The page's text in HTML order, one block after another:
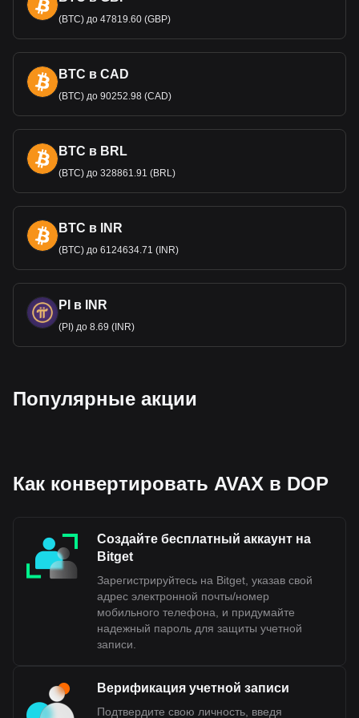
доллару США, является важнейшим экономическим
индикатором, влияющим на все - от туризма до
иностранных инвестиций.
Данные обмена криптовалют Bitget на фиат
показывают, что наиболее популярной парой
Avalanche — AVAX. Используйте криптовалютный
обменять вашу криптовалюту.
(BTC) до 47819.60 (GBP)
BTC в CAD
(BTC) до 90252.98 (CAD)
BTC в BRL
(BTC) до 328861.91 (BRL)
BTC в INR
(BTC) до 6124634.71 (INR)
PI в INR
(PI) до 8.69 (INR)
Популярные акции
Как конвертировать AVAX в DOP
Создайте бесплатный аккаунт на
Bitget
Зарегистрируйтесь на Bitget, указав свой
адрес электронной почты/номер
мобильного телефона, и придумайте
надежный пароль для защиты учетной
записи.
Верификация учетной записи
Подтвердите свою личность, введя